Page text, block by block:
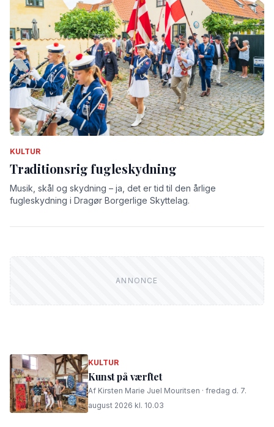
KULTUR
Traditionsrig fugleskydning
Musik, skål og skydning – ja, det er tid til den årlige
fugleskydning i Dragør Borgerlige Skyttelag.
KULTUR
Kunst på værftet
Af Kirsten Marie Juel Mouritsen · fredag d. 7.
august 2026 kl. 10.03